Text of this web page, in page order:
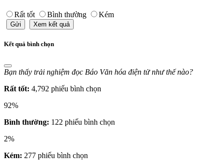
Rất tốt Bình thường Kém
Gửi Xem kết quả
Kết quả bình chọn
Bạn thấy trải nghiệm đọc Báo Văn hóa điện tử như thế nào?
Rất tốt: 4,792 phiếu bình chọn
92%
Bình thường: 122 phiếu bình chọn
2%
Kém: 277 phiếu bình chọn